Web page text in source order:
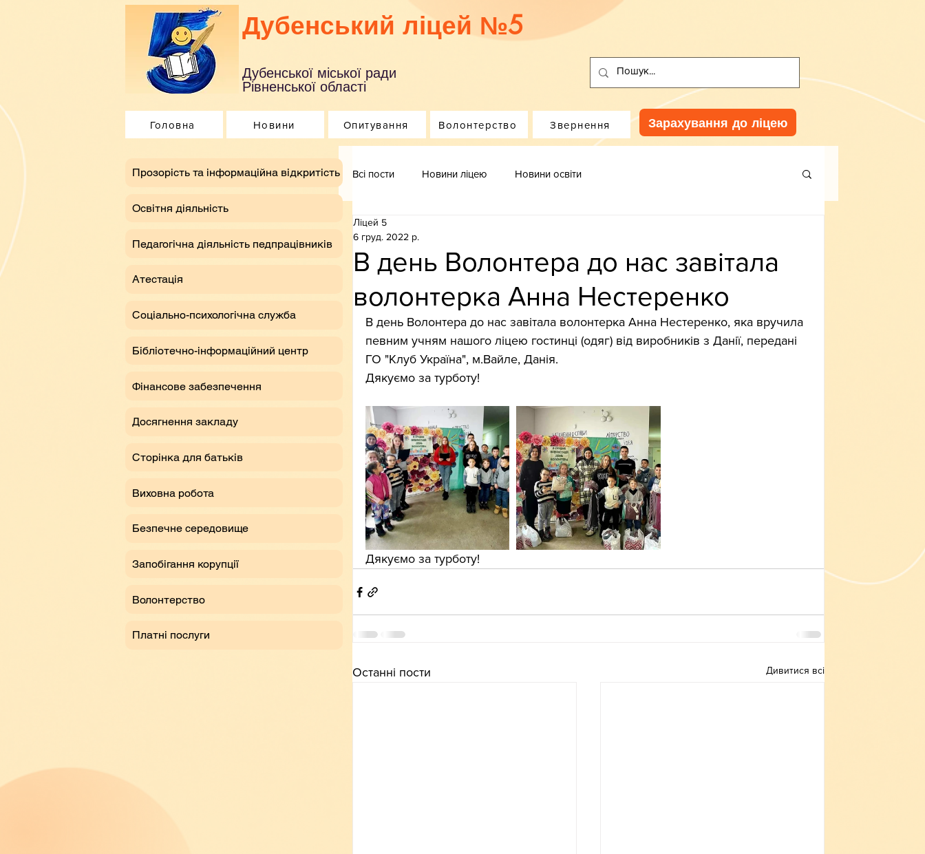
Дубенський ліцей №5
Дубенської міської ради
Рівненської області
Головна Новини Опитування Волонтерство Звернення Зарахування до ліцею
Всі пости Новини ліцею Новини освіти
В день Волонтера до нас завітала
волонтерка Анна Нестеренко
Ліцей 5
6 груд. 2022 р.
В день Волонтера до нас завітала волонтерка Анна Нестеренко, яка вручила
певним учням нашого ліцею гостинці (одяг) від виробників з Данії, передані
ГО "Клуб Україна", м.Вайле, Данія.
Дякуємо за турботу!
Дякуємо за турботу!
Останні пости Дивитися всі
​Прозорість та інформаційна відкритість
Освітня діяльність
Педагогічна діяльність педпрацівників
Атестація
Соціально-психологічна служба
Бібліотечно-інформаційний центр
Фінансове забезпечення
Досягнення закладу
Сторінка для батьків
Виховна робота
Безпечне середовище
Запобігання корупції
Волонтерство
Платні послуги